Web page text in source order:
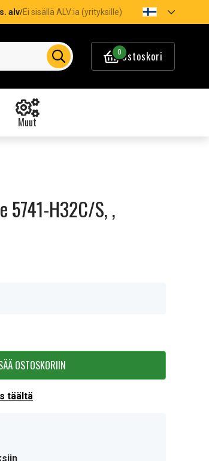
alv/Ei sisällä ALV:ia (yrityksille)
0Ostoskori
Muut
5741-H32C/S, ,
OSTOSKORIIN
täältä